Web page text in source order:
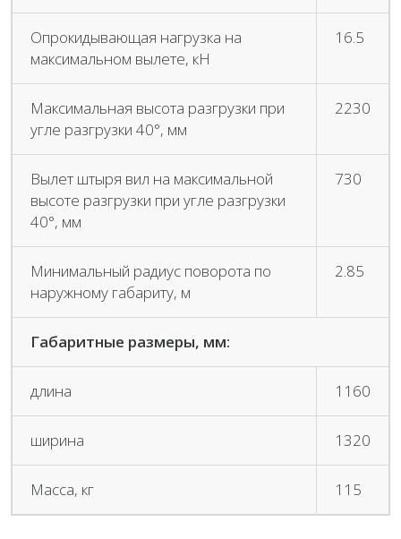
Опрокидывающая нагрузка на
максимальном вылете, кН
16.5
Максимальная высота разгрузки при
угле разгрузки 40°, мм
2230
Вылет штыря вил на максимальной
высоте разгрузки при угле разгрузки
40°, мм
730
Минимальный радиус поворота по
наружному габариту, м
2.85
Габаритные размеры, мм:
длина 1160
ширина 1320
Масса, кг 115